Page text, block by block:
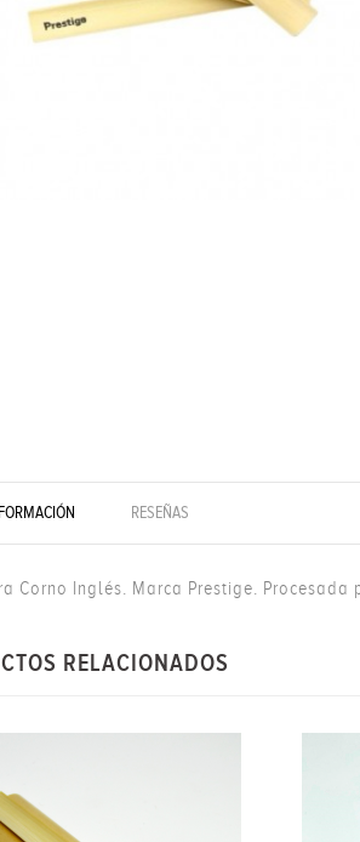
RESEÑAS
Corno Inglés. Marca Prestige. Procesada
RELACIONADOS